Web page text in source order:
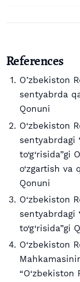
References
O’zbekiston
sentyabrda
Qonuni
O‘zbekiston
sentyabrdagi
to‘g‘risida”gi
o‘zgartish va
Qonuni
O‘zbekiston
sentyabrdagi
to‘g‘risida”gi
O‘zbekiston